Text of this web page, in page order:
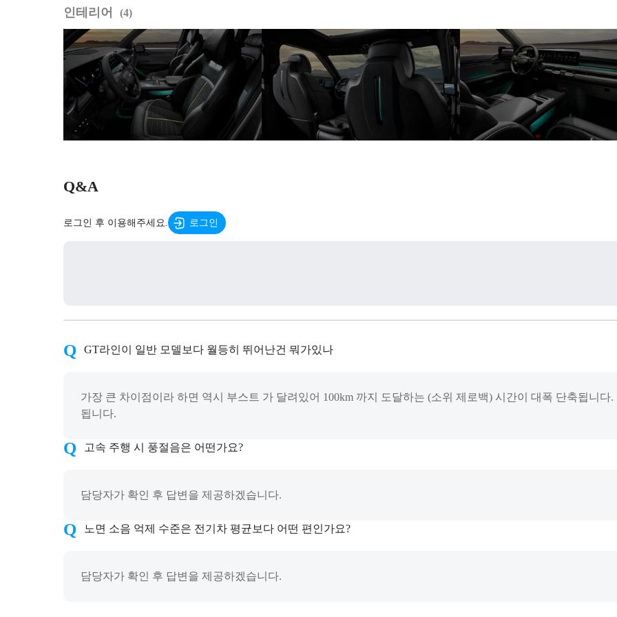
인테리어 4
Q&A
로그인 후 이용해주세요. 로그인
GT라인이 일반 모델보다 월등히 뛰어난건 뭐가있나
가장 큰 차이점이라 하면 역시 부스트 가 달려있어 100km 까지 도달하는 (소위 제로백) 시간이 대폭 단축됩니
됩니다.
고속 주행 시 풍절음은 어떤가요?
담당자가 확인 후 답변을 제공하겠습니다.
노면 소음 억제 수준은 전기차 평균보다 어떤 편인가요?
담당자가 확인 후 답변을 제공하겠습니다.